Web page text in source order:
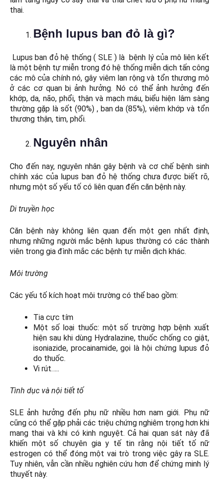
thai.
Bệnh lupus ban đỏ là gì?
Lupus ban đỏ hệ thống ( SLE ) là bệnh lý của mô liên kết
là một bệnh tự miễn trong đó hệ thống miễn dịch tấn công
các mô của chính nó, gây viêm lan rộng và tổn thương mô
ở các cơ quan bị ảnh hưởng. Nó có thể ảnh hưởng đến
khớp, da, não, phổi, thận và mạch máu, biểu hiện lâm sàng
thường gặp là sốt (90%) , ban da (85%), viêm khớp và tổn
thương thận, tim, phổi.
Nguyên nhân
Cho đến nay, nguyên nhân gây bệnh và cơ chế bệnh sinh
chính xác của lupus ban đỏ hệ thống chưa được biết rõ,
nhưng một số yếu tố có liên quan đến căn bệnh này.
Di truyền học
Căn bệnh này không liên quan đến một gen nhất định,
nhưng những người mắc bệnh lupus thường có các thành
viên trong gia đình mắc các bệnh tự miễn dịch khác.
Môi trường
Các yếu tố kích hoạt môi trường có thể bao gồm:
Tia cực tím
Một số loại thuốc: một số trường hợp bệnh xuất
hiện sau khi dùng Hydralazine, thuốc chống co giật,
isoniazide, procainamide, gọi là hội chứng lupus đỏ
do thuốc.
Vi rút…..
Tình dục và nội tiết tố
SLE ảnh hưởng đến phụ nữ nhiều hơn nam giới. Phụ nữ
cũng có thể gặp phải các triệu chứng nghiêm trọng hơn khi
mang thai và khi có kinh nguyệt. Cả hai quan sát này đã
khiến một số chuyên gia y tế tin rằng nội tiết tố nữ
estrogen có thể đóng một vai trò trong việc gây ra SLE.
Tuy nhiên, vẫn cần nhiều nghiên cứu hơn để chứng minh lý
thuyết này.